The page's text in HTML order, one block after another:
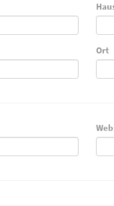
Ort